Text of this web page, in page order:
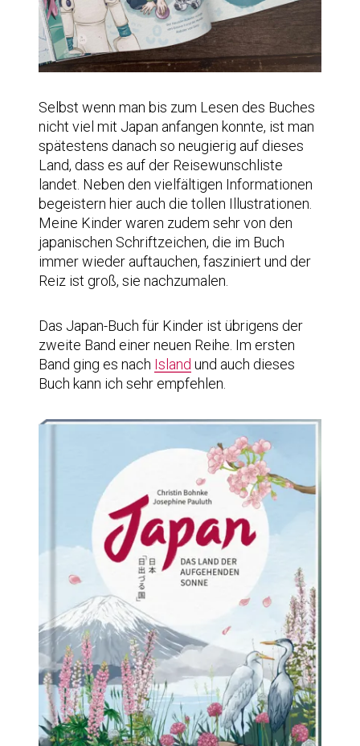
Selbst wenn man bis zum Lesen des Buches
nicht viel mit Japan anfangen konnte, ist man
spätestens danach so neugierig auf dieses
Land, dass es auf der Reisewunschliste
landet. Neben den vielfältigen Informationen
begeistern hier auch die tollen Illustrationen.
Meine Kinder waren zudem sehr von den
japanischen Schriftzeichen, die im Buch
immer wieder auftauchen, fasziniert und der
Reiz ist groß, sie nachzumalen.
Das Japan-Buch für Kinder ist übrigens der
zweite Band einer neuen Reihe. Im ersten
Band ging es nach Island und auch dieses
Buch kann ich sehr empfehlen.